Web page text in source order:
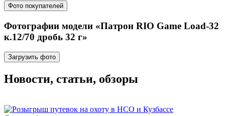
Фото покупателей
Фотографии модели «Патрон RIO Game Load-32
к.12/70 дробь 32 г»
Загрузить фото
Новости, статьи, обзоры